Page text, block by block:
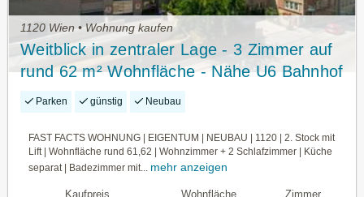
1120 Wien • Wohnung kaufen
Weitblick in zentraler Lage - 3 Zimmer auf
rund 62 m² Wohnfläche - Nähe U6 Bahnhof
Meidling! Parkplatz optional verfügbar!
Parken günstig Neubau
FAST FACTS WOHNUNG | EIGENTUM | NEUBAU | 1120 | 2. Stock mit
Lift | Wohnfläche rund 61,62 | Wohnzimmer + 2 Schlafzimmer | Küche
separat | Badezimmer mit... mehr anzeigen
Kaufpreis Wohnfläche Zimmer